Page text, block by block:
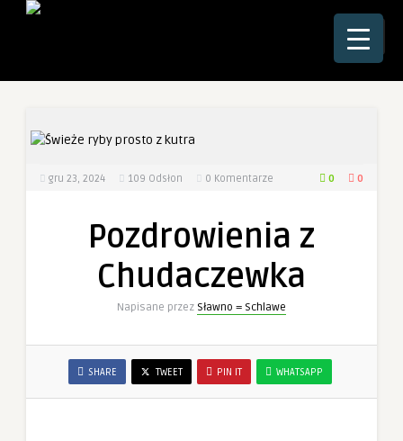
☰
gru 23, 2024 109 Odsłon 0 Komentarze 0 0
Pozdrowienia z
Chudaczewka
Napisane przez Sławno = Schlawe
SHARE TWEET PIN IT WHATSAPP